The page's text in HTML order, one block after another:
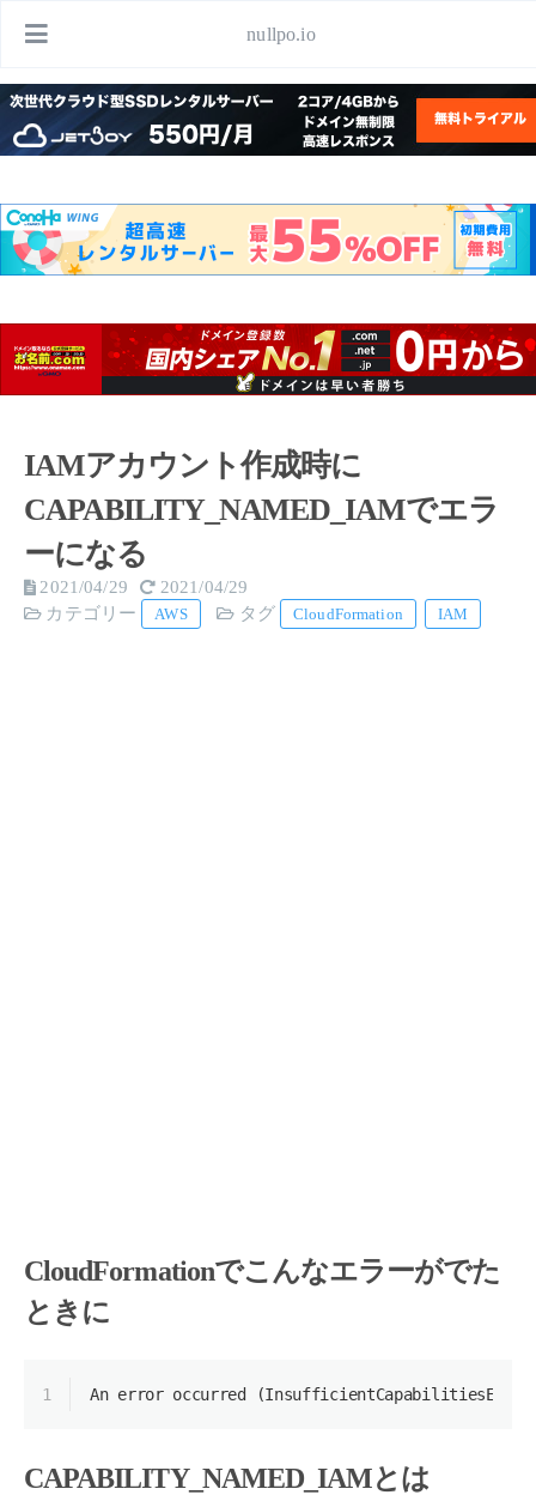
nullpo.io
IAMアカウント作成時に
CAPABILITY_NAMED_IAMでエラ
ーになる
2021/04/29
2021/04/29
カテゴリー
AWS タグ CloudFormation IAM
CloudFormationでこんなエラーがでた
ときに
1 An error occurred
CAPABILITY_NAMED_IAMとは